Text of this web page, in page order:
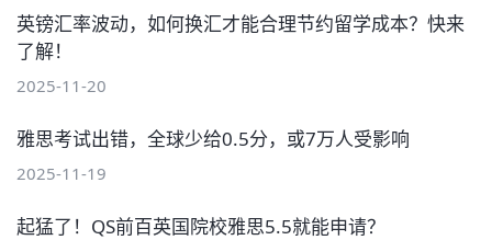
英镑汇率波动，如何换汇才能合理节约留学成本？快来
了解！
2025-11-20
雅思考试出错，全球少给0.5分，或7万人受影响
2025-11-19
起猛了！QS前百英国院校雅思5.5就能申请？